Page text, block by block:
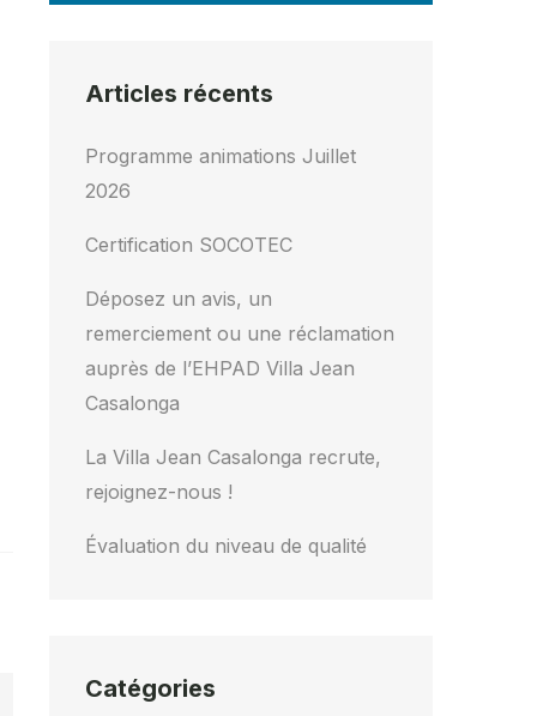
Articles récents
Programme animations Juillet
2026
Certification SOCOTEC
Déposez un avis, un
remerciement ou une réclamation
auprès de l’EHPAD Villa Jean
Casalonga
La Villa Jean Casalonga recrute,
rejoignez-nous !
Évaluation du niveau de qualité
Catégories